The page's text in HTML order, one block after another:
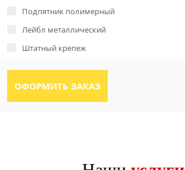
Подпятник полимерный
Лейбл металлический
Штатный крепеж